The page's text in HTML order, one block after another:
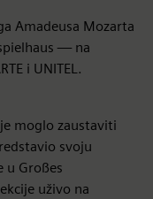
Amadeusa Mozarta
— na
i UNITEL.
moglo zaustaviti
svoju
u Großes
uživo na